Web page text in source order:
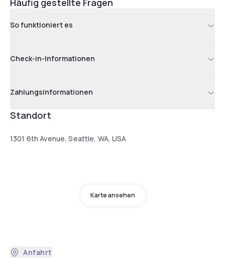
So funktioniert es
Check-in-Informationen
Zahlungsinformationen
Standort
1301 6th Avenue, Seattle, WA, USA
Karte ansehen
Anfahrt